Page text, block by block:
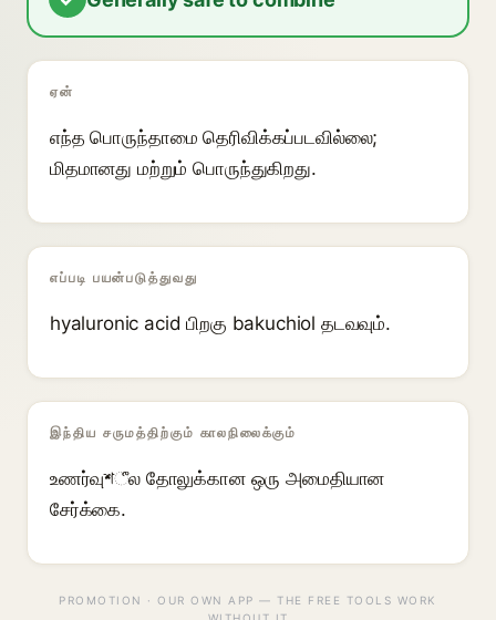
ஏன்
எந்த பொருந்தாமை தெரிவிக்கப்படவில்லை;
மிதமானது மற்றும் பொருந்துகிறது.
எப்படி பயன்படுத்துவது
hyaluronic acid பிறகு bakuchiol தடவவும்.
இந்திய சருமத்திற்கும் காலநிலைக்கும்
உணர்வுশீல தோலுக்கான ஒரு அமைதியான
சேர்க்கை.
PROMOTION · OUR OWN APP — THE FREE TOOLS WORK